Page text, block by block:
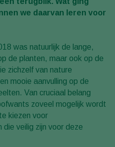
we daarvan leren voor
was natuurlijk de lange,
de planten, maar ook op de
zichzelf van nature
mooie aanvulling op de
Van cruciaal belang
zoveel mogelijk wordt
kiezen voor
die veilig zijn voor deze